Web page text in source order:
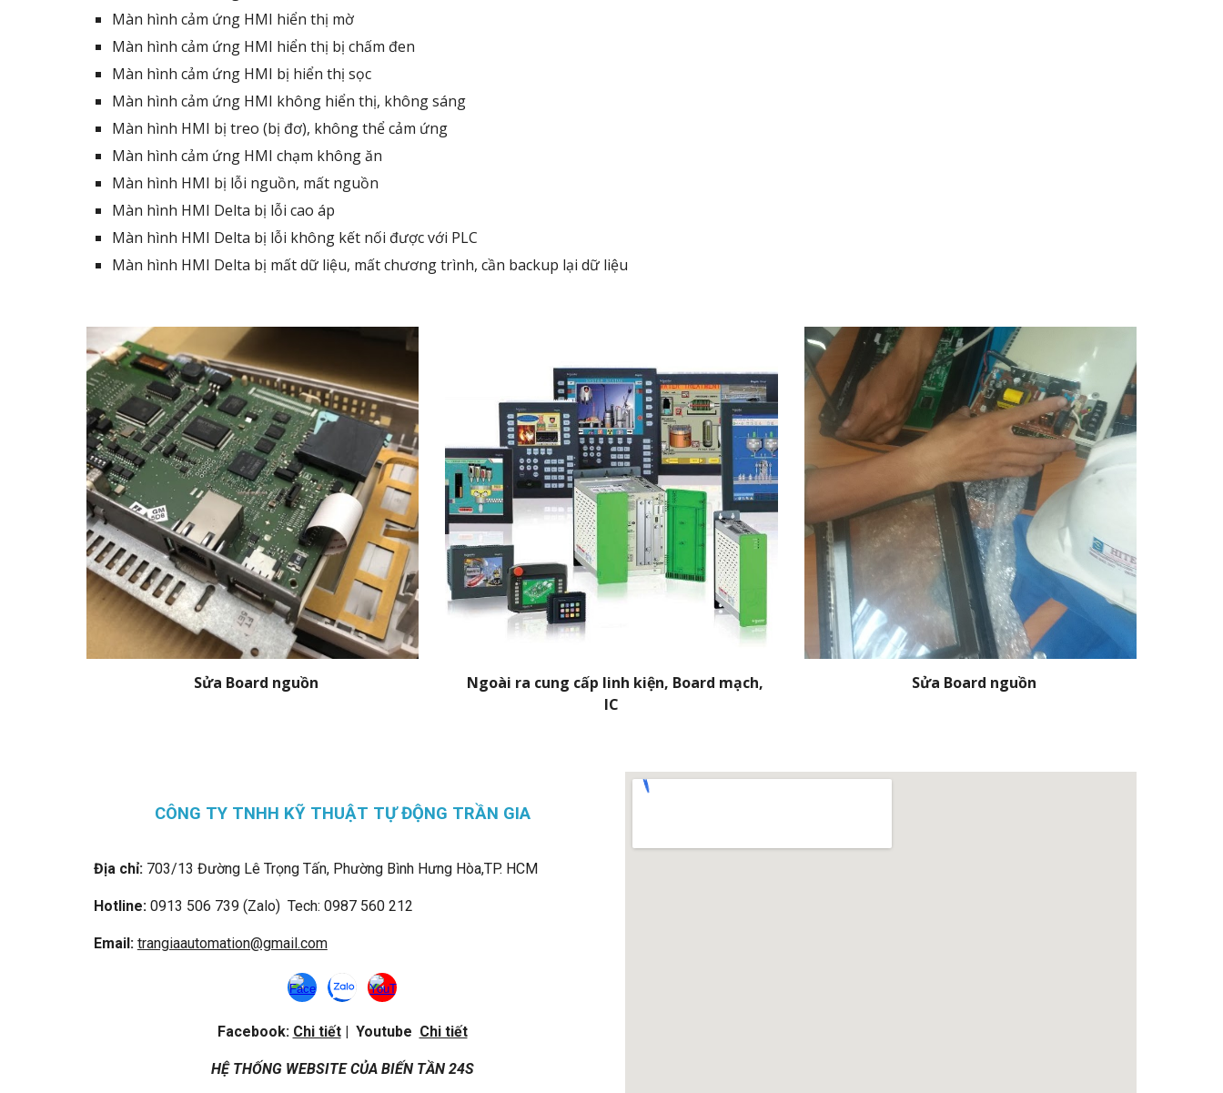
Màn hình cảm ứng HMI hiển thị mờ
Màn hình cảm ứng HMI hiển thị bị chấm đen
Màn hình cảm ứng HMI bị hiển thị sọc
Màn hình cảm ứng HMI không hiển thị, không sáng
Màn hình HMI bị treo (bị đơ), không thể cảm ứng
Màn hình cảm ứng HMI chạm không ăn
Màn hình HMI bị lỗi nguồn, mất nguồn
Màn hình HMI Delta bị lỗi cao áp
Màn hình HMI Delta bị lỗi không kết nối được với PLC
Màn hình HMI Delta bị mất dữ liệu, mất chương trình, cần backup lại dữ liệu
Sửa Board nguồn
Ngoài ra cung cấp linh kiện, Board mạch,
IC
Sửa Board nguồn
CÔNG TY TNHH KỸ THUẬT TỰ ĐỘNG TRẦN GIA
Địa chỉ:703/13 Đường Lê Trọng Tấn, Phường Bình Hưng Hòa,TP. HCM
Hotline:0913 506 739 (Zalo) Tech: 0987 560 212
Email: trangiaautomation@gmail.com
Facebook: Chi tiết| Youtube Chi tiết
HỆ THỐNG WEBSITE CỦA BIẾN TẦN 24S